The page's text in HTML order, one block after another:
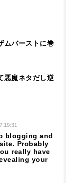
ムバーストに巻
悪魔ネタだし逆
blogging and
Probably
really have
your